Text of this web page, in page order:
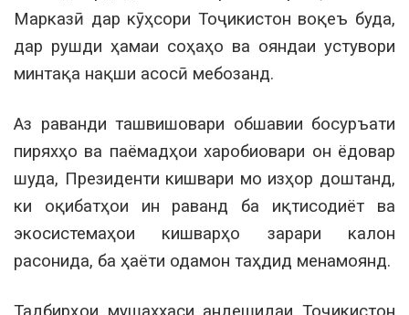
Марказӣ дар кӯҳсори Тоҷикистон воқеъ буда,
дар рушди ҳамаи соҳаҳо ва ояндаи устувори
минтақа нақши асосӣ мебозанд.
Аз раванди ташвишовари обшавии босуръати
пиряхҳо ва паёмадҳои харобиовари он ёдовар
шуда, Президенти кишвари мо изҳор доштанд,
ки оқибатҳои ин раванд ба иқтисодиёт ва
экосистемаҳои кишварҳо зарари калон
расонида, ба ҳаёти одамон таҳдид менамоянд.
Тадбирҳои мушаххаси андешидаи Тоҷикистон